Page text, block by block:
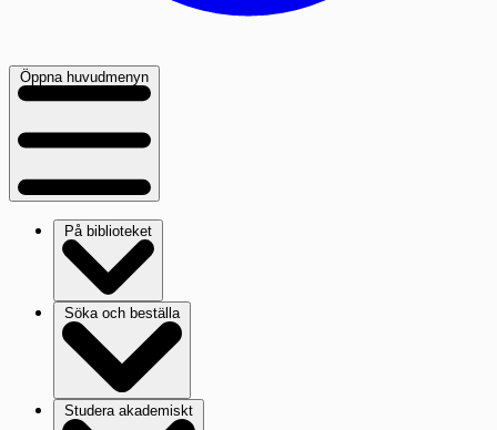
Öppna huvudmenyn
På biblioteket
Söka och beställa
Studera akademiskt